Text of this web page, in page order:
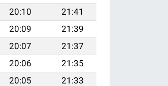
20:10
21:41
20:09
21:39
20:07
21:37
20:06
21:35
20:05
21:33